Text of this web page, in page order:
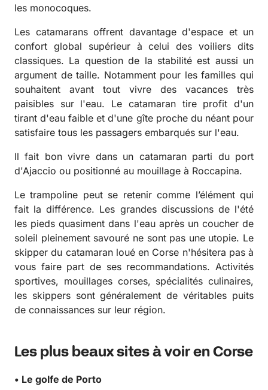
les monocoques.
Les catamarans offrent davantage d'espace et un
confort global supérieur à celui des voiliers dits
classiques. La question de la stabilité est aussi un
argument de taille. Notamment pour les familles qui
souhaitent avant tout vivre des vacances très
paisibles sur l'eau. Le catamaran tire profit d'un
tirant d'eau faible et d'une gîte proche du néant pour
satisfaire tous les passagers embarqués sur l'eau.
Il fait bon vivre dans un catamaran parti du port
d'Ajaccio ou positionné au mouillage à Roccapina.
Le trampoline peut se retenir comme l’élément qui
fait la différence. Les grandes discussions de l'été
les pieds quasiment dans l'eau après un coucher de
soleil pleinement savouré ne sont pas une utopie. Le
skipper du catamaran loué en Corse n'hésitera pas à
vous faire part de ses recommandations. Activités
sportives, mouillages corses, spécialités culinaires,
les skippers sont généralement de véritables puits
de connaissances sur leur région.
Les plus beaux sites à voir en Corse
• Le golfe de Porto